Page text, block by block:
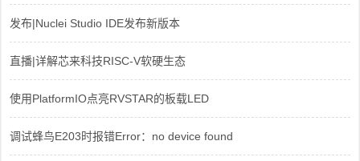
发布|Nuclei Studio IDE发布新版本
直播|详解芯来科技RISC-V软硬生态
使用PlatformIO点亮RVSTAR的板载LED
调试蜂鸟E203时报错Error：no device found